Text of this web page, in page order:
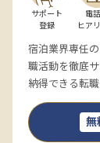
サポート
登録
電
ヒア
宿泊業界専任
職活動を徹底
納得できる転
無